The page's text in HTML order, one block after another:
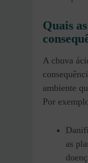
Quais
A chuva
ambiente
Por
as